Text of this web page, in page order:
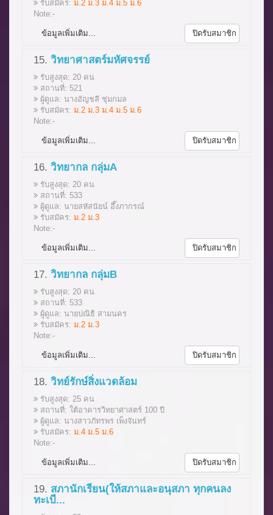
รับสมัคร: ม.2 ม.3 ม.4 ม.5 ม.6
Note:-
ข้อมูลเพิ่มเติม... ปิดรับสมาชิก
15. วิทยาศาสตร์มหัศจรรย์
รับสูงสุด: 20 คน
สถานที่: 521
ผู้ดูแล: นางอัญชลี ชุ่มกมล
รับสมัคร: ม.2 ม.3 ม.4 ม.5 ม.6
Note:-
ข้อมูลเพิ่มเติม... ปิดรับสมาชิก
16. วิทยากล กลุ่มA
รับสูงสุด: 20 คน
สถานที่: 533
ผู้ดูแล: นายสหัสนัยน์ อึ๊งภากรณ์
รับสมัคร: ม.2 ม.3
Note:-
ข้อมูลเพิ่มเติม... ปิดรับสมาชิก
17. วิทยากล กลุ่มB
รับสูงสุด: 20 คน
สถานที่: 533
ผู้ดูแล: นายปณิธิ สามนคร
รับสมัคร: ม.2 ม.3
Note:-
ข้อมูลเพิ่มเติม... ปิดรับสมาชิก
18. วิทย์รักษ์สิ่งแวดล้อม
รับสูงสุด: 25 คน
สถานที่: ใต้อาคารวิทยาศาสตร์ 100 ปี
ผู้ดูแล: นางสาวภัทรพร เพ็งจันทร์
รับสมัคร: ม.4 ม.5 ม.6
Note:-
ข้อมูลเพิ่มเติม... ปิดรับสมาชิก
19. สภานักเรียน(ให้สภาและอนุสภา ทุกคนลง
ทะเบี...